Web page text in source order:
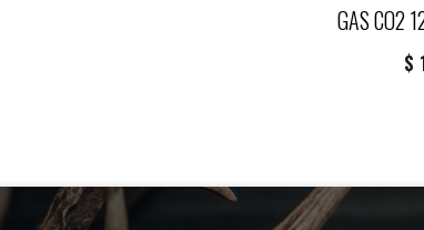
GAS CO2
$